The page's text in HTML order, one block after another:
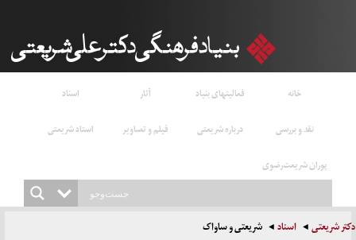
خانه فعالیتهای بنیاد آثار
اسناد
نقد و بررسی
درباره شریعتی فیلم و تصاویر
استاد شریعتی
پوران شریعت‌رضوی
دکتر شریعتی اسناد شریعتی و ساواک